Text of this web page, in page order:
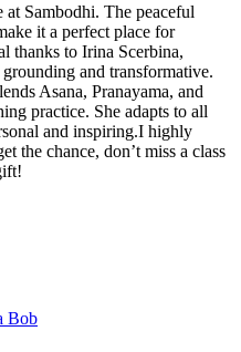
Sambodhi. The peaceful
it a perfect place for
thanks to Irina Scerbina,
and transformative.
Asana, Pranayama, and
practice. She adapts to all
and inspiring.I highly
the chance, don’t miss a class
Bob